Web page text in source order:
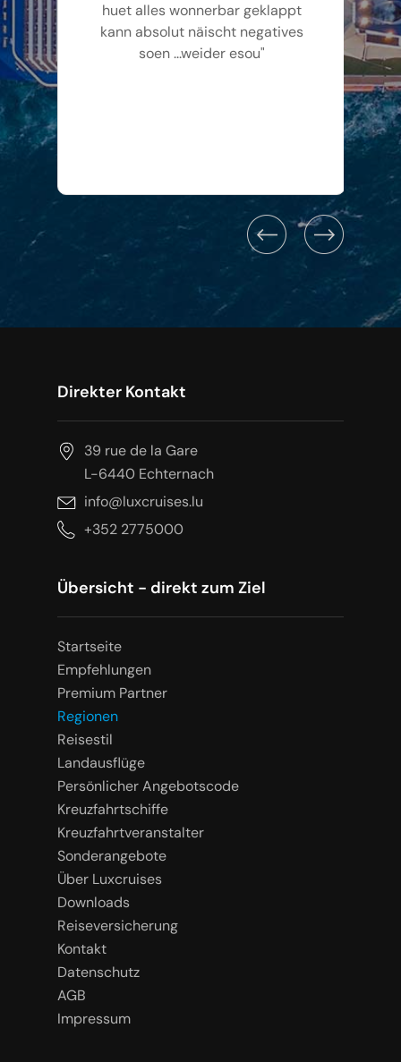
huet alles wonnerbar geklappt
kann absolut näischt negatives
soen ...weider esou"
Direkter Kontakt
39 rue de la Gare
L-6440 Echternach
info@luxcruises.lu
+352 2775000
Übersicht - direkt zum Ziel
Startseite
Empfehlungen
Premium Partner
Regionen
Reisestil
Landausflüge
Persönlicher Angebotscode
Kreuzfahrtschiffe
Kreuzfahrtveranstalter
Sonderangebote
Über Luxcruises
Downloads
Reiseversicherung
Kontakt
Datenschutz
AGB
Impressum